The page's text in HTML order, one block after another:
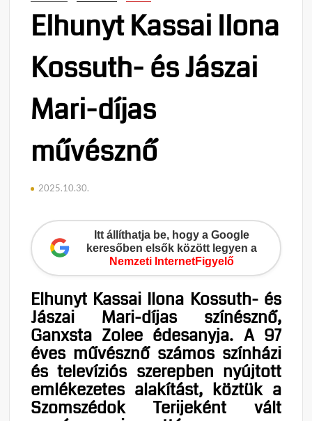
Elhunyt Kassai Ilona
Kossuth- és Jászai
Mari-díjas
művésznő
2025.10.30.
Itt állíthatja be, hogy a Google
keresőben elsők között legyen a
Nemzeti InternetFigyelő
Elhunyt Kassai Ilona Kossuth- és
Jászai Mari-díjas színésznő,
Ganxsta Zolee édesanyja. A 97
éves művésznő számos színházi
és televíziós szerepben nyújtott
emlékezetes alakítást, köztük a
Szomszédok Terijeként vált